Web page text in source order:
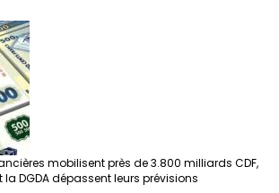
mobilisent près de 3.800 milliards CDF,
la DGDA dépassent leurs prévisions